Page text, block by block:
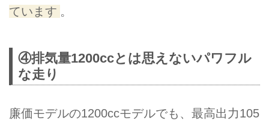
ています 。
④排気量1200ccとは思えないパワフル
な走り
廉価モデルの1200ccモデルでも、最高出力105